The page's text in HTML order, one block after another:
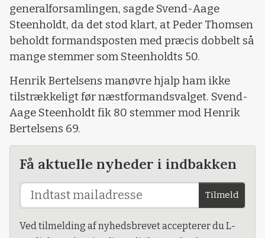
generalforsamlingen, sagde Svend-Aage
Steenholdt, da det stod klart, at Peder Thomsen
beholdt formandsposten med præcis dobbelt så
mange stemmer som Steenholdts 50.
Henrik Bertelsens manøvre hjalp ham ikke
tilstrækkeligt før næstformandsvalget. Svend-
Aage Steenholdt fik 80 stemmer mod Henrik
Bertelsens 69.
Få aktuelle nyheder i indbakken
Tilmeld
Ved tilmelding af nyhedsbrevet accepterer du L-